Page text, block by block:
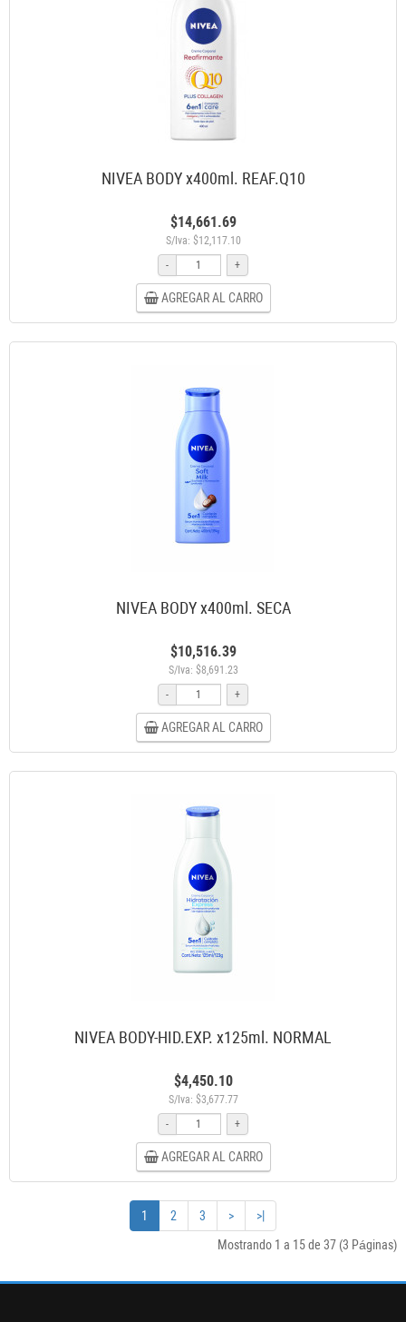
NIVEA BODY x400ml. REAF.Q10
$14,661.69
S/Iva: $12,117.10
-
+
AGREGAR AL CARRO
NIVEA BODY x400ml. SECA
$10,516.39
S/Iva: $8,691.23
-
+
AGREGAR AL CARRO
NIVEA BODY-HID.EXP. x125ml. NORMAL
$4,450.10
S/Iva: $3,677.77
-
+
AGREGAR AL CARRO
1 2 3 >
>|
Mostrando 1 a 15 de 37 (3 Páginas)